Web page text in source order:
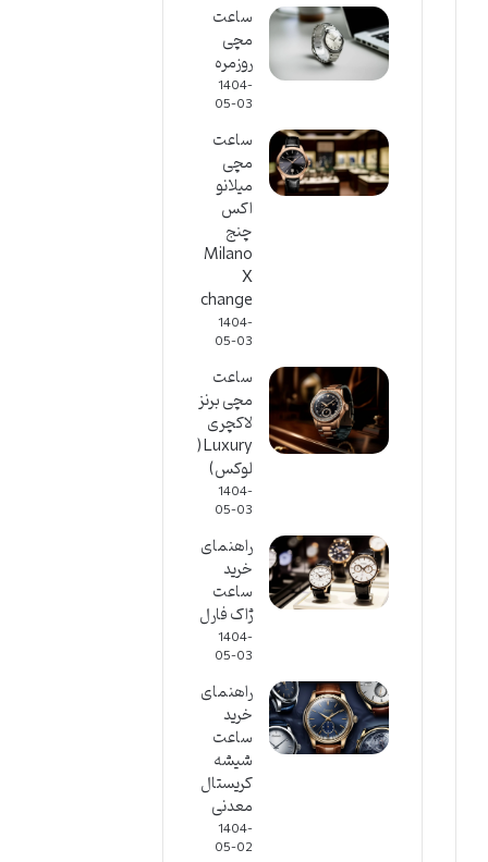
ساعت
مچی
روزمره
1404-
05-03
ساعت
مچی
میلانو
اکس
چنج
Milano
X
change
1404-
05-03
ساعت
مچی برنز
لاکچری
Luxury(
لوکس)
1404-
05-03
راهنمای
خرید
ساعت
ژاک فارل
1404-
05-03
راهنمای
خرید
ساعت
شیشه
کریستال
معدنی
1404-
05-02